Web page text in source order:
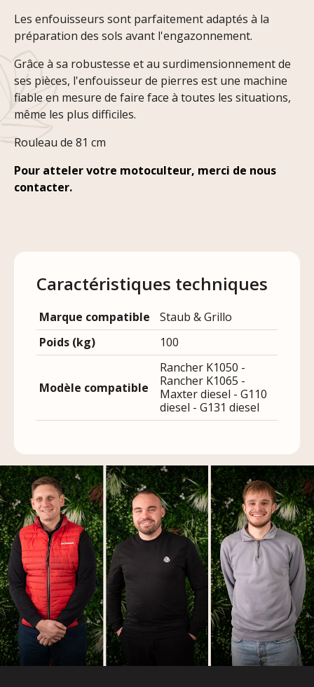
Les enfouisseurs sont parfaitement adaptés à la
préparation des sols avant l'engazonnement.
Grâce à sa robustesse et au surdimensionnement de
ses pièces, l'enfouisseur de pierres est une machine
fiable en mesure de faire face à toutes les situations,
même les plus difficiles.
Rouleau de 81 cm
Pour atteler votre motoculteur, merci de nous
contacter.
Caractéristiques techniques
Marque compatible
Staub & Grillo
Poids (kg)
100
Modèle compatible
Rancher K1050 -
Rancher K1065 -
Maxter diesel - G110
diesel - G131 diesel